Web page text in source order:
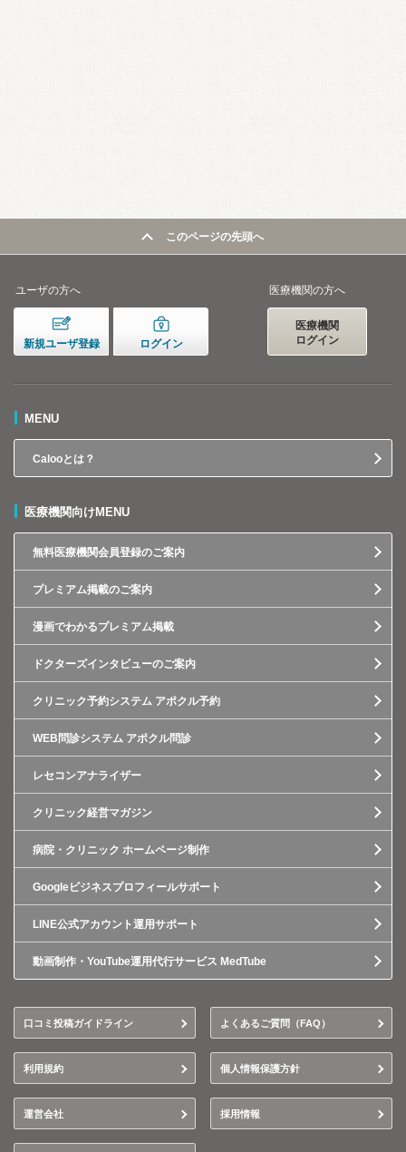
このページの先頭へ
ユーザの方へ
新規ユーザ登録 ログイン
医療機関の方へ
医療機関
ログイン
MENU
Calooとは？
医療機関向けMENU
無料医療機関会員登録のご案内
プレミアム掲載のご案内
漫画でわかるプレミアム掲載
ドクターズインタビューのご案内
クリニック予約システム アポクル予約
WEB問診システム アポクル問診
レセコンアナライザー
クリニック経営マガジン
病院・クリニック ホームページ制作
Googleビジネスプロフィールサポート
LINE公式アカウント運用サポート
動画制作・YouTube運用代行サービス MedTube
口コミ投稿ガイドライン よくあるご質問（FAQ）
利用規約 個人情報保護方針
運営会社 採用情報